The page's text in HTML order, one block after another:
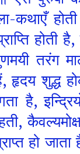
कथाएँ
होती
तरंग
हृदय शुद्ध
है,
हो